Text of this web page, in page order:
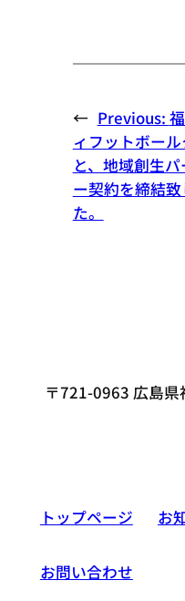
← Previous:
ィフットボー
と、地域創生
ー契約を締結致
た。
〒721-0963 広島
トップページ お
お問い合わせ